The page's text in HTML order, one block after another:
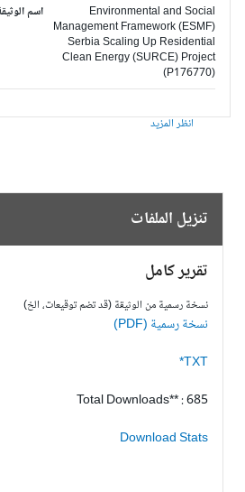
اسم الوثيقة
Environmental and Social
Management Framework (ESMF)
Serbia Scaling Up Residential
Clean Energy (SURCE) Project
(P176770)
انظر المزيد
تنزيل الملفات
تقرير كامل
نسخة رسمية من الوثيقة (قد تضم توقيعات، الخ)
نسخة رسمية (PDF)
TXT*
Total Downloads** : 685
Download Stats